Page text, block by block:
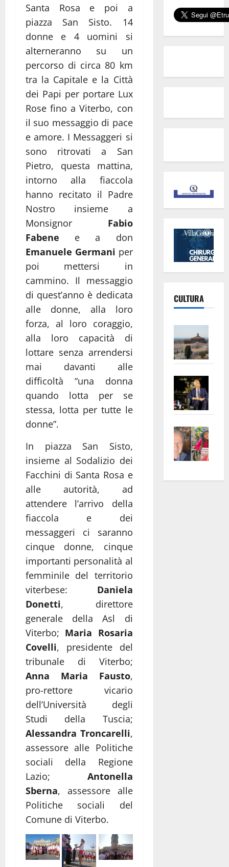
Santa Rosa e poi a
piazza San Sisto. 14
donne e 4 uomini si
alterneranno su un
percorso di circa 80 km
tra la Capitale e la Città
dei Papi per portare Lux
Rose fino a Viterbo, con
il suo messaggio di pace
e amore. I Messaggeri si
sono ritrovati a San
Pietro, questa mattina,
intorno alla fiaccola
hanno recitato il Padre
Nostro insieme a
Monsignor Fabio
Fabene e a don
Emanuele Germani per
poi mettersi in
cammino. Il messaggio
di quest’anno è dedicata
alle donne, alla loro
forza, al loro coraggio,
alla loro capacità di
lottare senza arrendersi
mai davanti alle
difficoltà “una donna
quando lotta per se
stessa, lotta per tutte le
donne”.
In piazza San Sisto,
insieme al Sodalizio dei
Facchini di Santa Rosa e
alle autorità, ad
attendere l’arrivo della
fiaccola e dei
messaggeri ci saranno
cinque donne, cinque
importanti personalità al
femminile del territorio
viterbese: Daniela
Donetti, direttore
generale della Asl di
Viterbo; Maria Rosaria
Covelli, presidente del
tribunale di Viterbo;
Anna Maria Fausto,
pro-rettore vicario
dell’Università degli
Studi della Tuscia;
Alessandra Troncarelli,
assessore alle Politiche
sociali della Regione
Lazio; Antonella
Sberna, assessore alle
Politiche sociali del
Comune di Viterbo.
CULTURA
euro
apre